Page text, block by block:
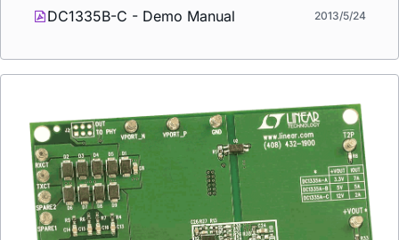
DC1335B-C - Demo Manual 2013/5/24